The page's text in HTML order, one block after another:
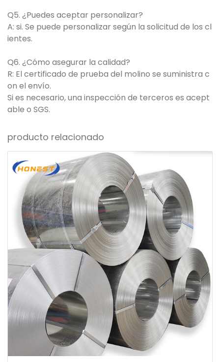
Q5. ¿Puedes aceptar personalizar?
A: si. Se puede personalizar según la solicitud de los cl
ientes.
Q6. ¿Cómo asegurar la calidad?
R: El certificado de prueba del molino se suministra c
on el envío.
Si es necesario, una inspección de terceros es acept
able o SGS.
producto relacionado